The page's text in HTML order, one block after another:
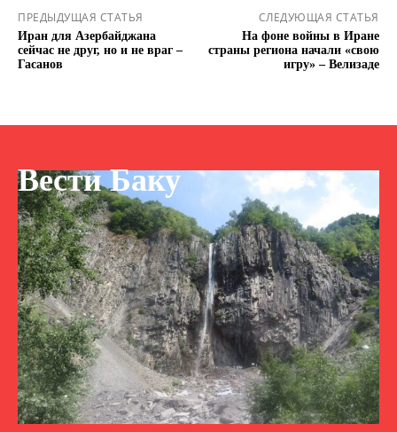
ПРЕДЫДУЩАЯ СТАТЬЯ
Иран для Азербайджана
сейчас не друг, но и не враг –
Гасанов
СЛЕДУЮЩАЯ СТАТЬЯ
На фоне войны в Иране
страны региона начали «свою
игру» – Велизаде
Вести Баку